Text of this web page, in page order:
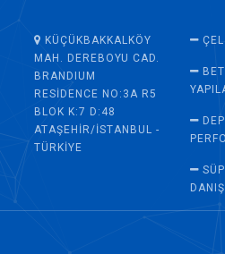
KÜÇÜKBAKKALKÖY
MAH. DEREBOYU CAD.
BRANDIUM
RESIDENCE NO:3A R5
BLOK K:7 D:48
ATAŞEHIR/İSTANBUL -
TÜRKIYE